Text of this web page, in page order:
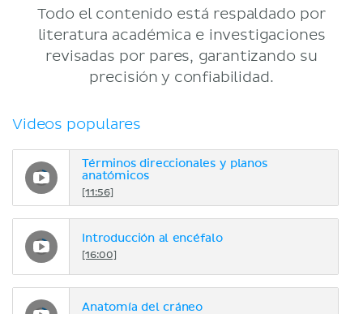
Todo el contenido está respaldado por
literatura académica e investigaciones
revisadas por pares, garantizando su
precisión y confiabilidad.
Videos populares
Términos direccionales y planos
anatómicos
[11:56]
Introducción al encéfalo
[16:00]
Anatomía del cráneo